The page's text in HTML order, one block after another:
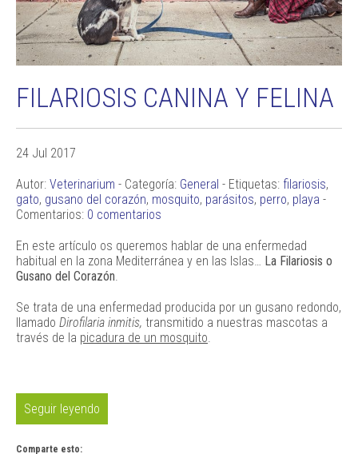
FILARIOSIS CANINA Y FELINA
24 Jul 2017
Autor: Veterinarium - Categoría: General - Etiquetas: filariosis,
gato, gusano del corazón, mosquito, parásitos, perro, playa -
Comentarios: 0 comentarios
En este artículo os queremos hablar de una enfermedad
habitual en la zona Mediterránea y en las Islas… La Filariosis o
Gusano del Corazón.
Se trata de una enfermedad producida por un gusano redondo,
llamado Dirofilaria inmitis, transmitido a nuestras mascotas a
través de la picadura de un mosquito.
Seguir leyendo
Comparte esto: